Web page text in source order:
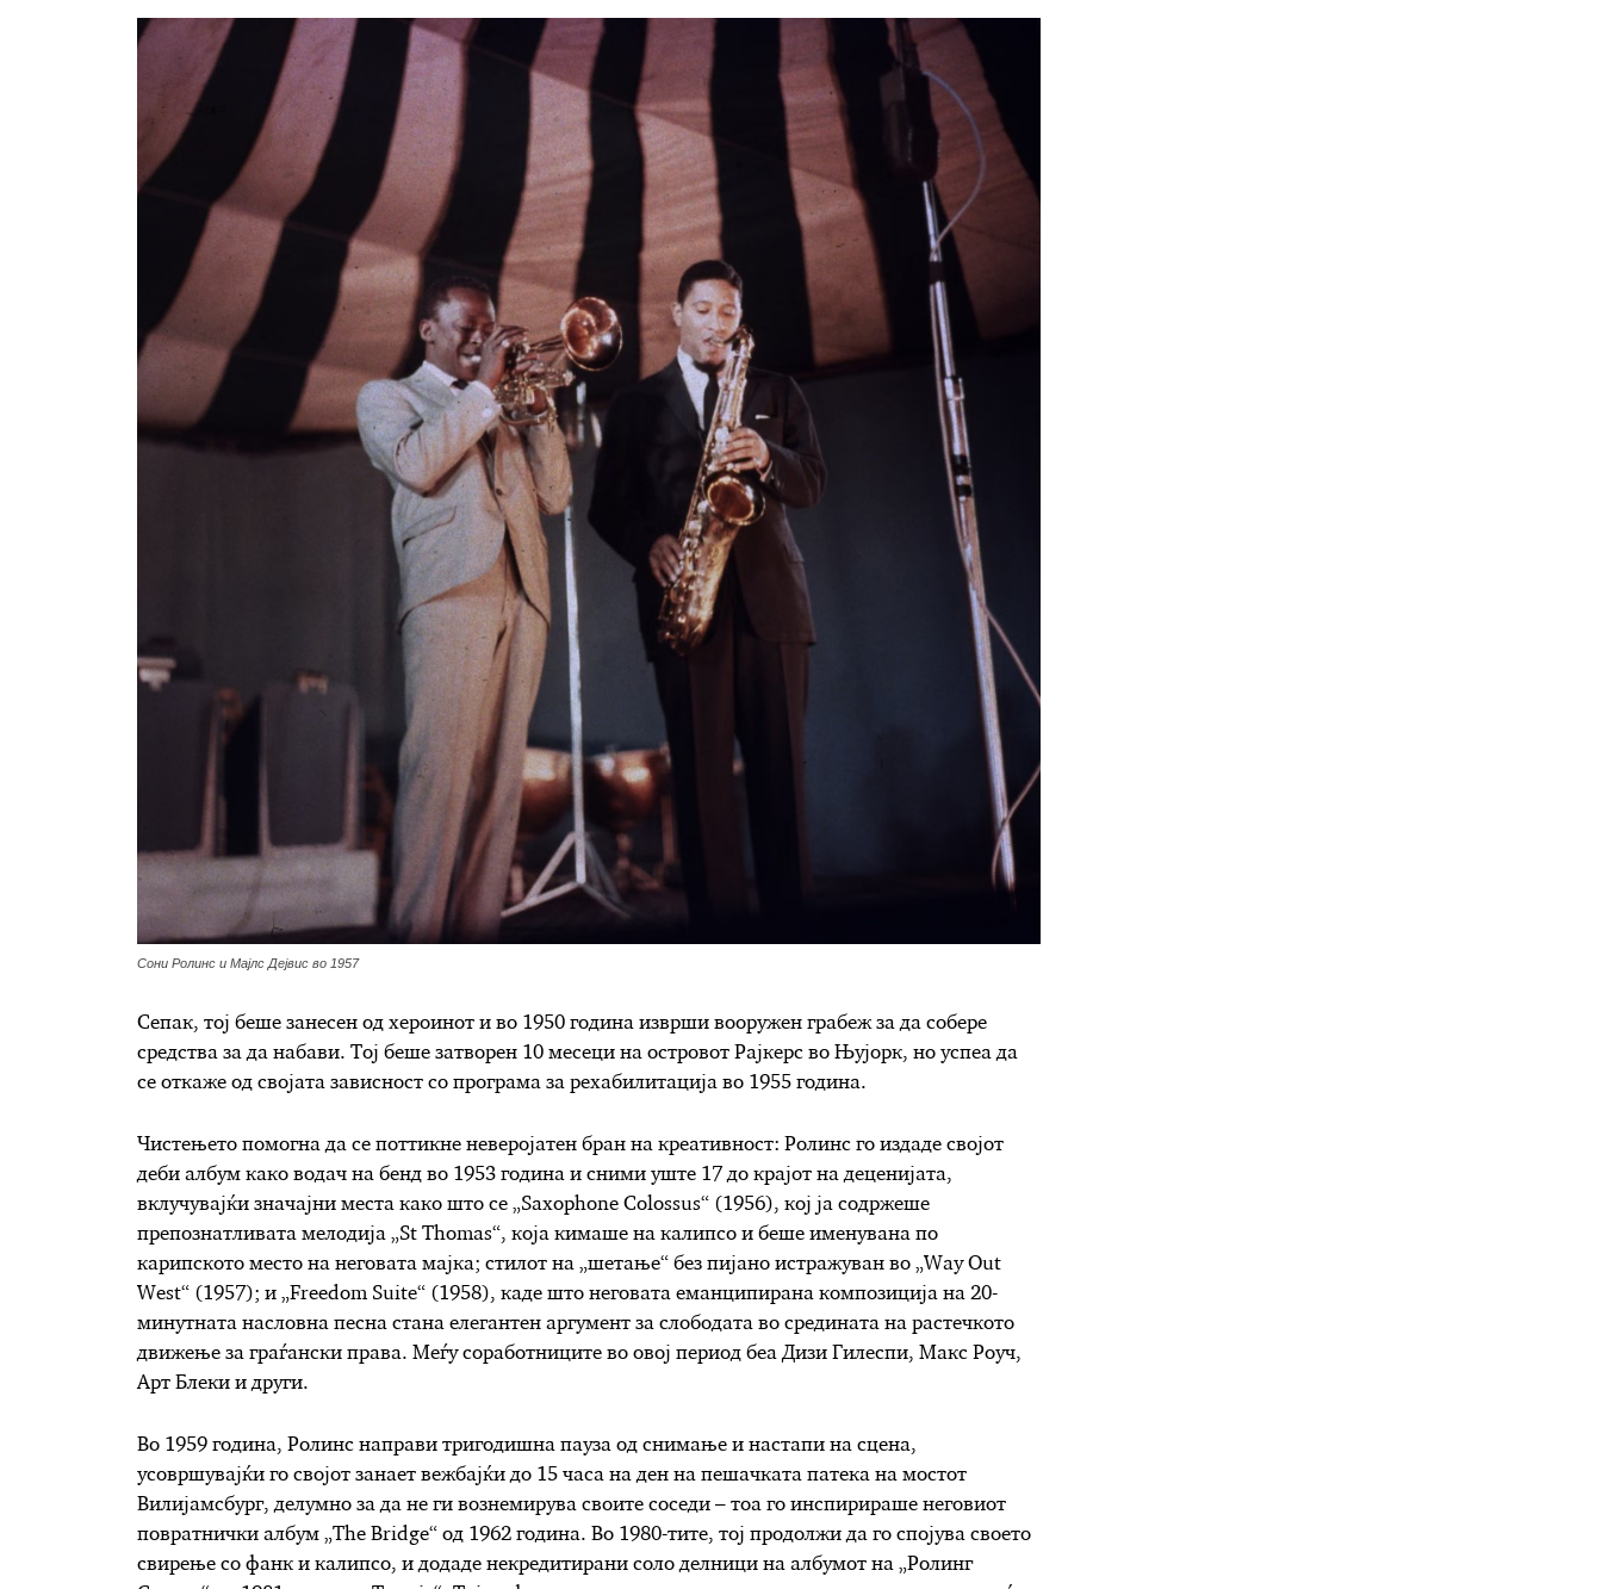
Сони Ролинс и Мајлс Дејвис во 1957
Сепак, тој беше занесен од хероинот и во 1950 година изврши вооружен грабеж за да собере
средства за да набави. Тој беше затворен 10 месеци на островот Рајкерс во Њујорк, но успеа да
се откаже од својата зависност со програма за рехабилитација во 1955 година.
Чистењето помогна да се поттикне неверојатен бран на креативност: Ролинс го издаде својот
деби албум како водач на бенд во 1953 година и сними уште 17 до крајот на деценијата,
вклучувајќи значајни места како што се „Saxophone Colossus“ (1956), кој ја содржеше
препознатливата мелодија „St Thomas“, која кимаше на калипсо и беше именувана по
карипското место на неговата мајка; стилот на „шетање“ без пијано истражуван во „Way Out
West“ (1957); и „Freedom Suite“ (1958), каде што неговата еманципирана композиција на 20-
минутната насловна песна стана елегантен аргумент за слободата во средината на растечкото
движење за граѓански права. Меѓу соработниците во овој период беа Дизи Гилеспи, Макс Роуч,
Арт Блеки и други.
Во 1959 година, Ролинс направи тригодишна пауза од снимање и настапи на сцена,
усовршувајќи го својот занает вежбајќи до 15 часа на ден на пешачката патека на мостот
Вилијамсбург, делумно за да не ги вознемирува своите соседи – тоа го инспирираше неговиот
повратнички албум „The Bridge“ од 1962 година. Во 1980-тите, тој продолжи да го спојува своето
свирење со фанк и калипсо, и додаде некредитирани соло делници на албумот на „Ролинг